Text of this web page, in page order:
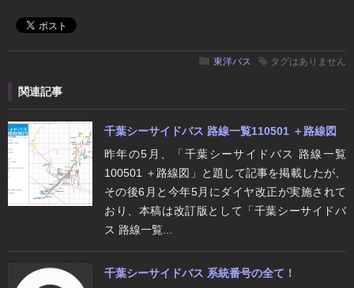
東洋バス タグはありません
関連記事
千葉シーサイドバス 路線一覧110501 ＋路線図
昨年の5月、「千葉シーサイドバス 路線一覧
100501 ＋路線図」と題して記事を掲載したが、
その後6月と今年5月にダイヤ改正が実施されて
おり、本稿は改訂版として「千葉シーサイドバ
ス 路線一覧...
千葉シーサイドバス 系統番号の全て！